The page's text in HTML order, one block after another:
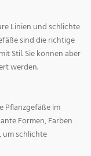
Linien und schlichte
sind die richtige
Stil. Sie können aber
werden.
Pflanzgefäße im
Formen, Farben
um schlichte